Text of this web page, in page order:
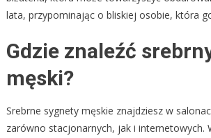
lata, przypominając o bliskiej osobie, która
Gdzie znaleźć
męski?
Srebrne sygnety męskie znajdziesz w
zarówno stacjonarnych, jak i internetowych.